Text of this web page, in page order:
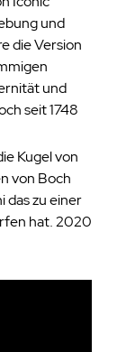
und
die Version
und
seit 1748
Kugel von
von Boch
das zu einer
hat. 2020